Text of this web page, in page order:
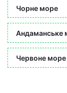
Чорне море
Андаманське
Червоне море